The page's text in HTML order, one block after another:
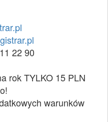
22 90
rok TYLKO 15 PLN
warunków